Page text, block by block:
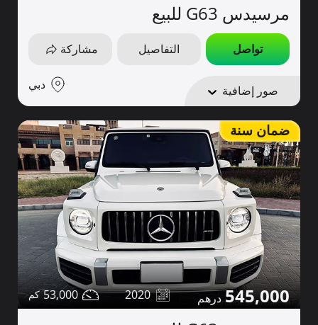
مرسيدس G63 للبيع
تواصل التفاصيل مشاركة
صور إضافية دبي
ضمان سنة
545,000
2020
53,000